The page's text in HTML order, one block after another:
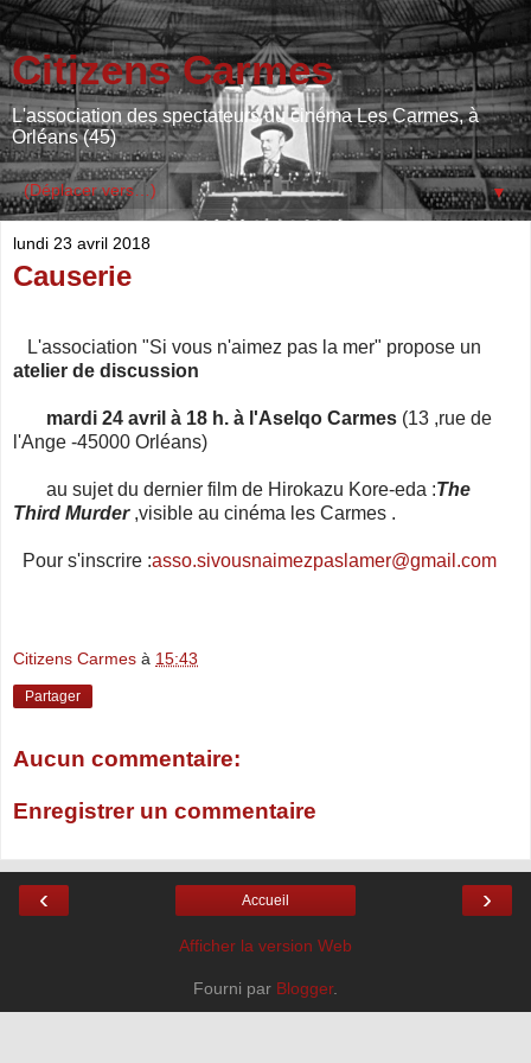
Citizens Carmes
L'association des spectateurs du cinéma Les Carmes, à
Orléans (45)
▼
lundi 23 avril 2018
Causerie
L'association "Si vous n'aimez pas la mer" propose un
atelier de discussion
mardi 24 avril à 18 h. à l'Aselqo Carmes (13 ,rue de
l'Ange -45000 Orléans)
au sujet du dernier film de Hirokazu Kore-eda :The
Third Murder,visible au cinéma les Carmes .
Pour s'inscrire :asso.sivousnaimezpaslamer@gmail.com
Citizens Carmes à 15:43
Partager
Aucun commentaire:
Enregistrer un commentaire
‹ ›
Accueil
Afficher la version Web
Fourni par Blogger.